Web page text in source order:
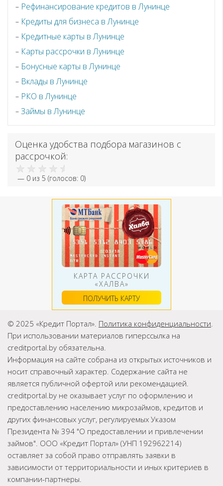
Рефинансирование кредитов в Лунинце
Кредиты для бизнеса в Лунинце
Кредитные карты в Лунинце
Карты рассрочки в Лунинце
Бонусные карты в Лунинце
Вклады в Лунинце
РКО в Лунинце
Займы в Лунинце
Оценка удобства подбора магазинов с
рассрочкой:
— 0 из 5 (голосов: 0)
КАРТА РАССРОЧКИ
«ХАЛВА»
ПОЛУЧИТЬ КАРТУ
© 2025 «Кредит Портал». Политика конфиденциальности.
При использовании материалов гиперссылка на
creditportal.by обязательна.
Информация на сайте собрана из открытых источников и
носит справочный характер. Содержание сайта не
является публичной офертой или рекомендацией.
creditportal.by не оказывает услуг по оформлению и
предоставлению населению микрозаймов, кредитов и
других финансовых услуг, регулируемых Указом
Президента № 394 "О предоставлении и привлечении
займов". ООО «Кредит Портал» (УНП 192962214)
оставляет за собой право отправлять заявки в
зависимости от территориальности и иных критериев в
компании-партнеры.